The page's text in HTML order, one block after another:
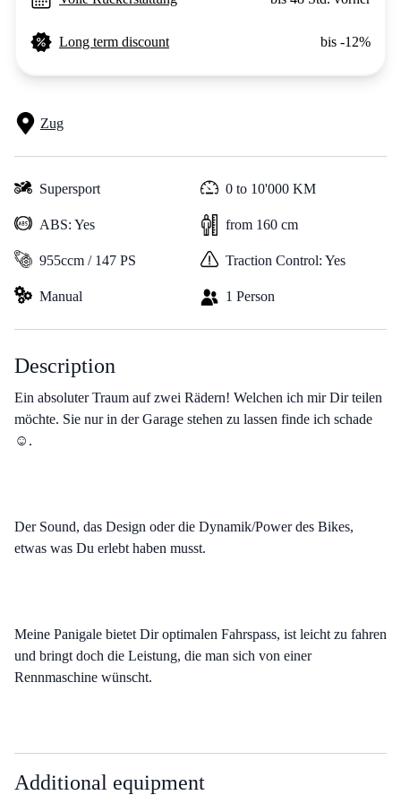
Long term discount bis -12%
Zug
Supersport 0 to 10'000 KM
ABS: Yes from 160 cm
955ccm / 147 PS Traction Control: Yes
Manual 1 Person
Description
Ein absoluter Traum auf zwei Rädern! Welchen ich mir Dir teilen
möchte. Sie nur in der Garage stehen zu lassen finde ich schade
☺️.
Der Sound, das Design oder die Dynamik/Power des Bikes,
etwas was Du erlebt haben musst.
Meine Panigale bietet Dir optimalen Fahrspass, ist leicht zu fahren
und bringt doch die Leistung, die man sich von einer
Rennmaschine wünscht.
Additional equipment